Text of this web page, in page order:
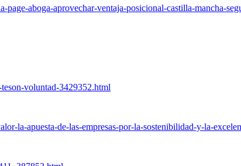
aboga-aprovechar-ventaja-posicional-castilla-mancha-
voluntad-3429352.html
la-apuesta-de-las-empresas-por-la-sostenibilidad-y-la-